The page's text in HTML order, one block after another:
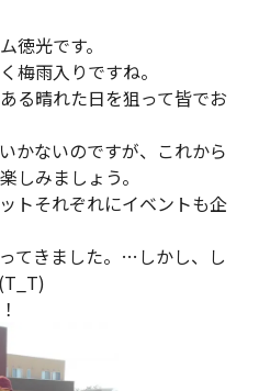
徳光です。
梅雨入りですね。
る晴れた日を狙って皆でお
かないのですが、これから
しみましょう。
トそれぞれにイベントも企
てきました。…しかし、し